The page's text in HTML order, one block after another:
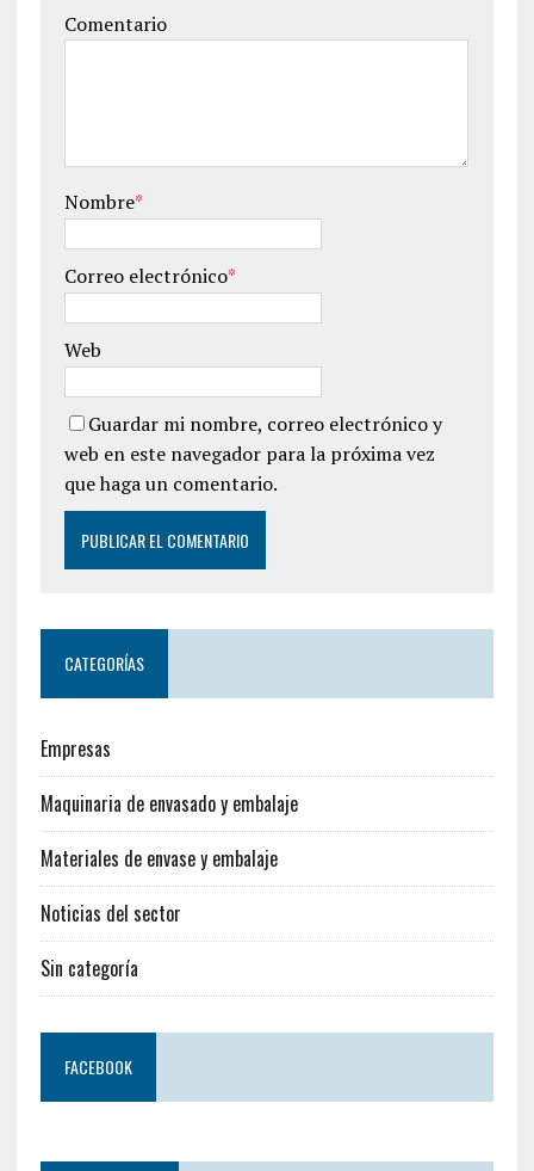
Comentario
Nombre*
Correo electrónico*
Web
Guardar mi nombre, correo electrónico y
web en este navegador para la próxima vez
que haga un comentario.
CATEGORÍAS
Empresas
Maquinaria de envasado y embalaje
Materiales de envase y embalaje
Noticias del sector
Sin categoría
FACEBOOK